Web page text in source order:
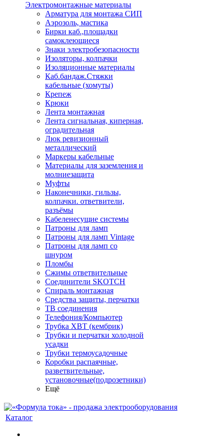
Электромонтажные материалы
Арматура для монтажа СИП
Аэрозоль, мастика
Бирки каб.,площадки
самоклеющиеся
Знаки электробезопасности
Изоляторы, колпачки
Изоляционные материалы
Каб.бандаж.Стяжки
кабельные (хомуты)
Крепеж
Крюки
Лента монтажная
Лента сигнальная, киперная,
оградительная
Люк ревизионный
металлический
Маркеры кабельные
Материалы для заземления и
молниезащита
Муфты
Наконечники, гильзы,
колпачки. ответвители,
разъёмы
Кабеленесущие системы
Патроны для ламп
Патроны для ламп Vintage
Патроны для ламп со
шнуром
Пломбы
Сжимы ответвительные
Соединители SKOTCH
Спираль монтажная
Средства защиты, перчатки
ТВ соединения
Телефония/Компьютер
Трубка ХВТ (кембрик)
Трубки и перчатки холодной
усадки
Трубки термоусадочные
Коробки распаячные,
разветвительные,
установочные(подрозетники)
Ещё
Каталог